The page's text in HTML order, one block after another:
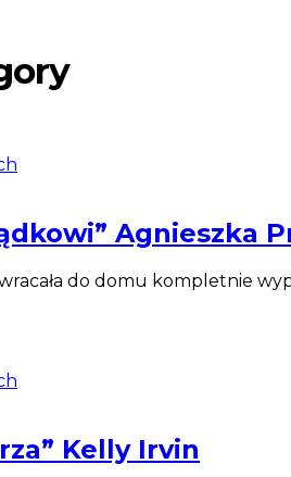
Agnieszka
do domu kompletnie
Kelly Irvin